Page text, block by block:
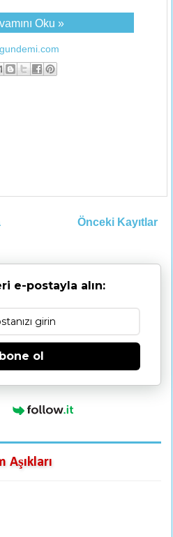
Oku »
Önceki Kayıtlar
e-postayla alın:
ol
Aşıkları